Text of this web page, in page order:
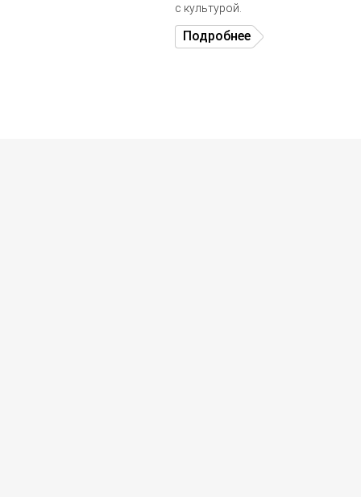
с культурой.
Подробнее